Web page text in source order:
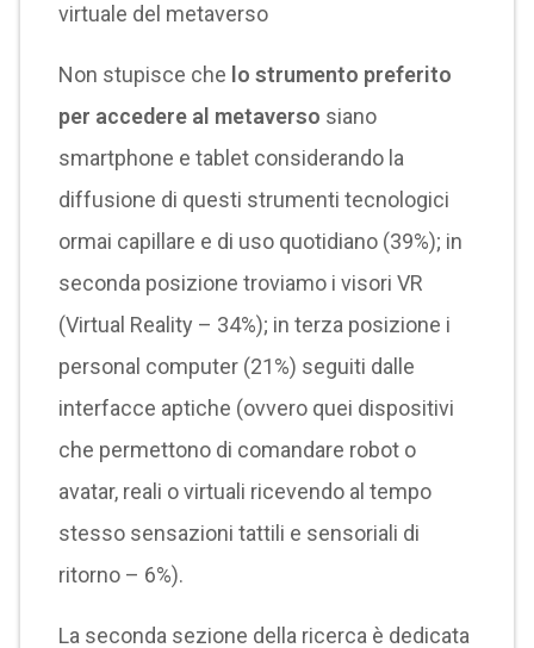
virtuale del metaverso
Non stupisce che lo strumento preferito
per accedere al metaverso siano
smartphone e tablet considerando la
diffusione di questi strumenti tecnologici
ormai capillare e di uso quotidiano (39%); in
seconda posizione troviamo i visori VR
(Virtual Reality – 34%); in terza posizione i
personal computer (21%) seguiti dalle
interfacce aptiche (ovvero quei dispositivi
che permettono di comandare robot o
avatar, reali o virtuali ricevendo al tempo
stesso sensazioni tattili e sensoriali di
ritorno – 6%).
La seconda sezione della ricerca è dedicata